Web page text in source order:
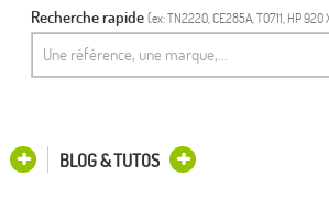
Recherche rapide (ex: TN2220, CE285A, T0711, HP 920
BLOG & TUTOS